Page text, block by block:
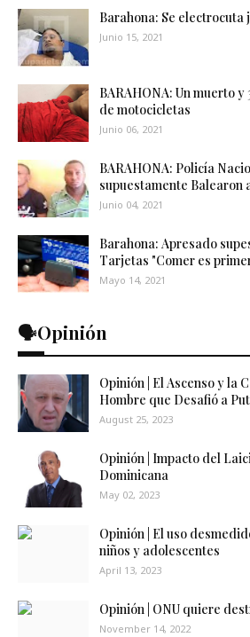
Barahona: Se electrocuta
Junio 15, 2021
BARAHONA: Un muerto
de motocicletas
Junio 06, 2021
BARAHONA: Policía
supuestamente Balearon
Junio 04, 2021
Barahona: Apresado
Tarjetas "Comer es
Mayo 14, 2021
🗣️Opinión
Opinión | El Ascenso y la
Hombre que Desafió a
August 25, 2023
Opinión | Impacto del
Dominicana
May 02, 2023
Opinión | El uso
niños y adolescentes
April 13, 2023
Opinión | ONU quiere
November 14, 2022